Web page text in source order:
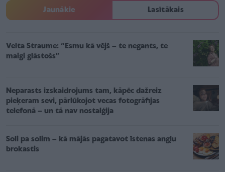
Jaunākie Lasītākais
Velta Straume: “Esmu kā vējš – te negants, te
maigi glāstošs”
Neparasts izskaidrojums tam, kāpēc dažreiz
pieķeram sevi, pārlūkojot vecas fotogrāfijas
telefonā – un tā nav nostalģija
Soli pa solim – kā mājās pagatavot īstenas angļu
brokastis